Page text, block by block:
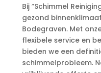
Bij “Schimmel
gezond
Bodegraven.​ Met
flexibele service en
bieden we een
schimmelprobleem.​